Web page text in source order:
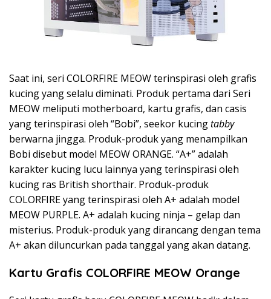
Saat ini, seri COLORFIRE MEOW terinspirasi oleh grafis
kucing yang selalu diminati. Produk pertama dari Seri
MEOW meliputi motherboard, kartu grafis, dan casis
yang terinspirasi oleh “Bobi”, seekor kucingtabby
berwarna jingga. Produk-produk yang menampilkan
Bobi disebut model MEOW ORANGE. “A+” adalah
karakter kucing lucu lainnya yang terinspirasi oleh
kucing ras British shorthair. Produk-produk
COLORFIRE yang terinspirasi oleh A+ adalah model
MEOW PURPLE. A+ adalah kucing ninja – gelap dan
misterius. Produk-produk yang dirancang dengan tema
A+ akan diluncurkan pada tanggal yang akan datang.
Kartu Grafis COLORFIRE MEOW Orange